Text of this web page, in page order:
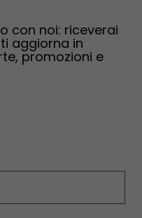
con noi: riceverai
aggiorna in
promozioni e